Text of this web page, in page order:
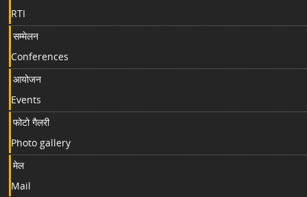
RTI
सम्मेलन
Conferences
आयोजन
Events
फोटो गैलरी
Photo gallery
मेल
Mail